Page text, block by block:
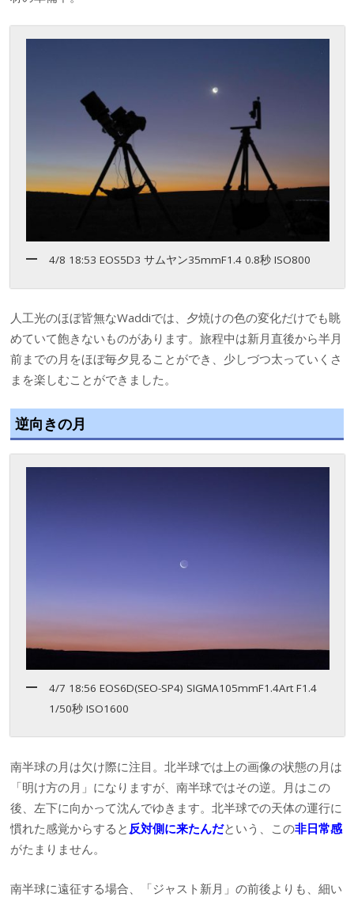
4/8 18:53 EOS5D3 サムヤン35mmF1.4 0.8秒 ISO800
人工光のほぼ皆無なWaddiでは、夕焼けの色の変化だけでも眺
めていて飽きないものがあります。旅程中は新月直後から半月
前までの月をほぼ毎夕見ることができ、少しづつ太っていくさ
まを楽しむことができました。
逆向きの月
4/7 18:56 EOS6D(SEO-SP4) SIGMA105mmF1.4Art F1.4
1/50秒 ISO1600
南半球の月は欠け際に注目。北半球では上の画像の状態の月は
「明け方の月」になりますが、南半球ではその逆。月はこの
後、左下に向かって沈んでゆきます。北半球での天体の運行に
慣れた感覚からすると 反対側に来たんだという、この非日常感
がたまりません。
南半球に遠征する場合、「ジャスト新月」の前後よりも、細い